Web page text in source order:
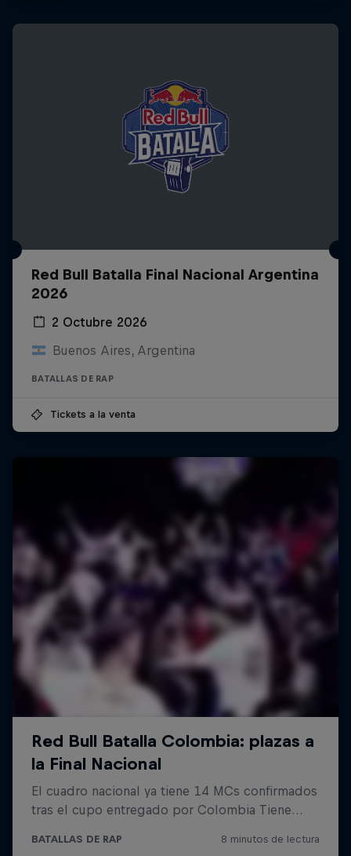
Red Bull Batalla Final Nacional Argentina
2026
2 Octubre 2026
Buenos Aires, Argentina
BATALLAS DE RAP
Tickets a la venta